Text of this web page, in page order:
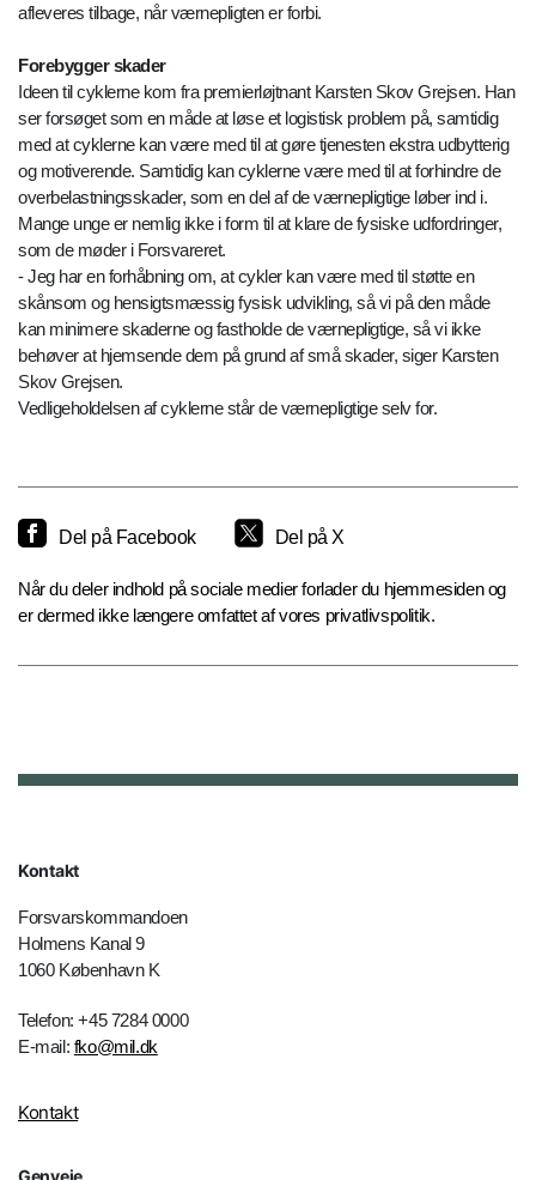
afleveres tilbage, når værnepligten er forbi.
Forebygger skader
Ideen til cyklerne kom fra premierløjtnant Karsten Skov Grejsen. Han
ser forsøget som en måde at løse et logistisk problem på, samtidig
med at cyklerne kan være med til at gøre tjenesten ekstra udbytterig
og motiverende. Samtidig kan cyklerne være med til at forhindre de
overbelastningsskader, som en del af de værnepligtige løber ind i.
Mange unge er nemlig ikke i form til at klare de fysiske udfordringer,
som de møder i Forsvareret.
- Jeg har en forhåbning om, at cykler kan være med til støtte en
skånsom og hensigtsmæssig fysisk udvikling, så vi på den måde
kan minimere skaderne og fastholde de værnepligtige, så vi ikke
behøver at hjemsende dem på grund af små skader, siger Karsten
Skov Grejsen.
Vedligeholdelsen af cyklerne står de værnepligtige selv for.
Del på Facebook Del på X
Når du deler indhold på sociale medier forlader du hjemmesiden og
er dermed ikke længere omfattet af vores privatlivspolitik.
Kontakt
Forsvarskommandoen
Holmens Kanal 9
1060 København K
Telefon: +45 7284 0000
E-mail: fko@mil.dk
Kontakt
Genveje